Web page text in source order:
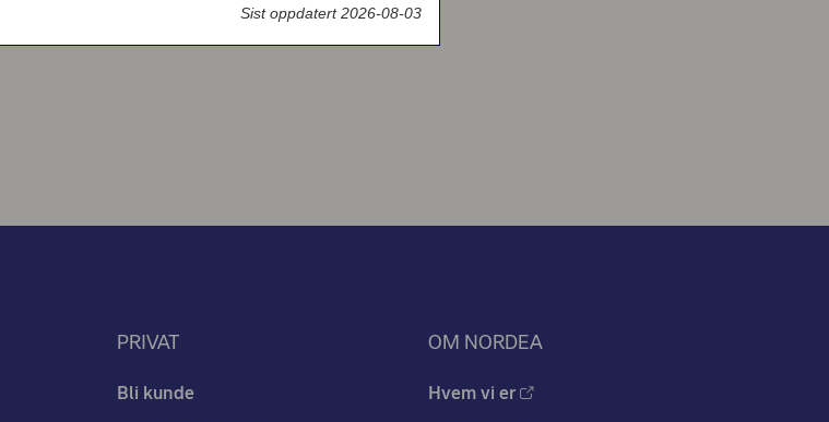
PRIVAT
Bli kunde
OM NORDEA
Hvem vi er
Sist oppdatert 2026-08-03